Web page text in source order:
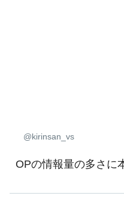
@kirinsan_vs
OPの情報量の多さ